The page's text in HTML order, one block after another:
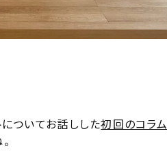
についてお話しした初回のコラム